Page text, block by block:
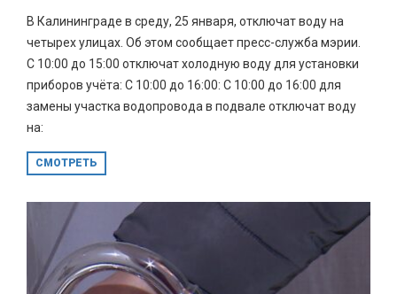
В Калининграде в среду, 25 января, отключат воду на
четырех улицах. Об этом сообщает пресс-служба мэрии.
С 10:00 до 15:00 отключат холодную воду для установки
приборов учёта: С 10:00 до 16:00: С 10:00 до 16:00 для
замены участка водопровода в подвале отключат воду
на:
СМОТРЕТЬ